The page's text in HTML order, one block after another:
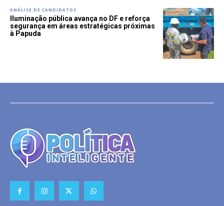
ANÁLISE DE CANDIDATOS
Iluminação pública avança no DF e reforça
segurança em áreas estratégicas próximas
à Papuda